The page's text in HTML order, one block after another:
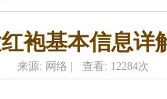
袍基本信息详
来源: 网络 | 查看: 12284次